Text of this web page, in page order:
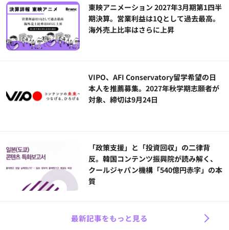
東映アニメーション 2027年3月期第1四半
期決算。営業利益は1Qとして過去最高。
海外売上比率はさらに上昇
VIPO、AFI Conservatory留学希望の日
本人を推薦募集。2027年秋学期志願者が
対象、締切は9月24日
「政策支援」と「投資回収」の二律背
反。韓国コンテンツ振興院が読み解く、
クールジャパン機構「540億円赤字」の本
質
最新記事をもっと見る